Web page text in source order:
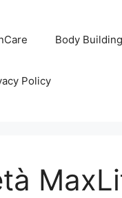
Body Building
Policy